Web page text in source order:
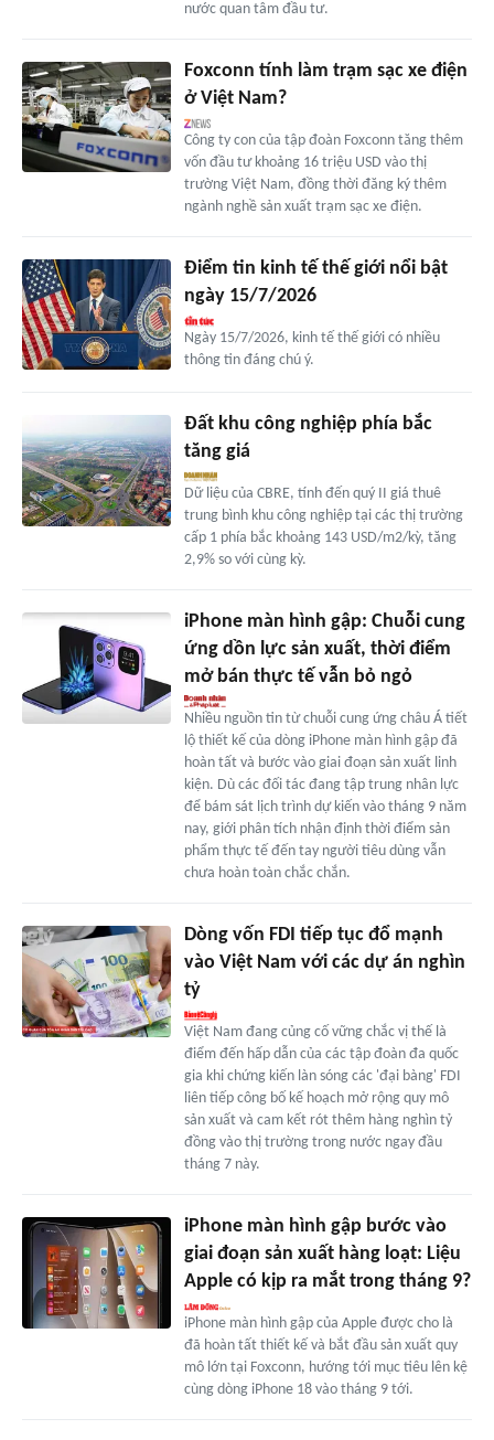
nước quan tâm đầu tư.
Foxconn tính làm trạm sạc xe điện
ở Việt Nam?
Công ty con của tập đoàn Foxconn tăng thêm
vốn đầu tư khoảng 16 triệu USD vào thị
trường Việt Nam, đồng thời đăng ký thêm
ngành nghề sản xuất trạm sạc xe điện.
Điểm tin kinh tế thế giới nổi bật
ngày 15/7/2026
Ngày 15/7/2026, kinh tế thế giới có nhiều
thông tin đáng chú ý.
Đất khu công nghiệp phía bắc
tăng giá
Dữ liệu của CBRE, tính đến quý II giá thuê
trung bình khu công nghiệp tại các thị trường
cấp 1 phía bắc khoảng 143 USD/m2/kỳ, tăng
2,9% so với cùng kỳ.
iPhone màn hình gập: Chuỗi cung
ứng dồn lực sản xuất, thời điểm
mở bán thực tế vẫn bỏ ngỏ
Nhiều nguồn tin từ chuỗi cung ứng châu Á tiết
lộ thiết kế của dòng iPhone màn hình gập đã
hoàn tất và bước vào giai đoạn sản xuất linh
kiện. Dù các đối tác đang tập trung nhân lực
để bám sát lịch trình dự kiến vào tháng 9 năm
nay, giới phân tích nhận định thời điểm sản
phẩm thực tế đến tay người tiêu dùng vẫn
chưa hoàn toàn chắc chắn.
Dòng vốn FDI tiếp tục đổ mạnh
vào Việt Nam với các dự án nghìn
tỷ
Việt Nam đang củng cố vững chắc vị thế là
điểm đến hấp dẫn của các tập đoàn đa quốc
gia khi chứng kiến làn sóng các 'đại bàng' FDI
liên tiếp công bố kế hoạch mở rộng quy mô
sản xuất và cam kết rót thêm hàng nghìn tỷ
đồng vào thị trường trong nước ngay đầu
tháng 7 này.
iPhone màn hình gập bước vào
giai đoạn sản xuất hàng loạt: Liệu
Apple có kịp ra mắt trong tháng 9?
iPhone màn hình gập của Apple được cho là
đã hoàn tất thiết kế và bắt đầu sản xuất quy
mô lớn tại Foxconn, hướng tới mục tiêu lên kệ
cùng dòng iPhone 18 vào tháng 9 tới.